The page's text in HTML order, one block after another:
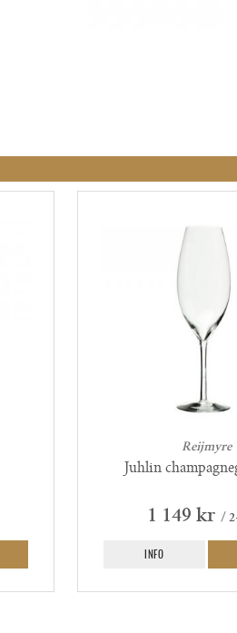
Reijmyre
Juhlin
1 149 kr /
INFO